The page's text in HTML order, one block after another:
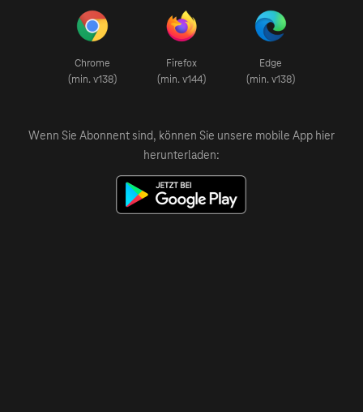
Chrome
(min. v138)
Firefox
(min. v144)
Edge
(min. v138)
Wenn Sie Abonnent sind, können Sie unsere mobile App hier
herunterladen: